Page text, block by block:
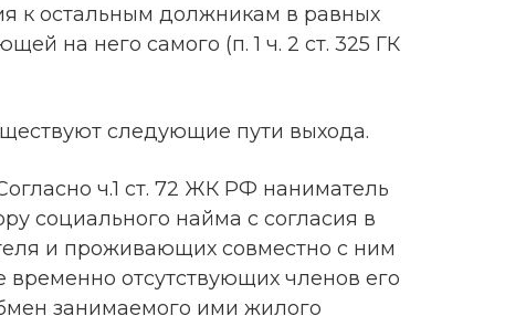
к остальным должникам в равных
на него самого (п. 1 ч. 2 ст. 325 ГК
следующие пути выхода.
ч.1 ст. 72 ЖК РФ наниматель
социального найма с согласия в
и проживающих совместно с ним
временно отсутствующих членов его
занимаемого ими жилого